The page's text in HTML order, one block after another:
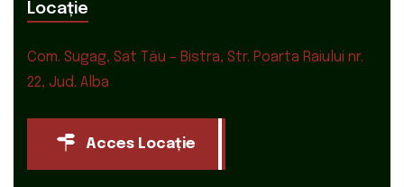
Locație
Com. Sugag, Sat Tău – Bistra, Str. Poarta Raiului nr.
22, Jud. Alba
Acces Locație